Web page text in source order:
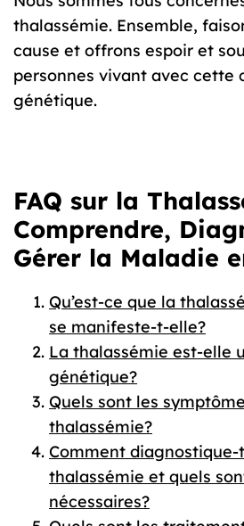
thalassémie. Ensemble,
cause et offrons espoir et
personnes vivant avec cette
génétique.
FAQ sur la
Comprendre,
Gérer la Maladie
Qu’est-ce que la
se manifeste-t-elle?
La thalassémie est-elle
génétique?
Quels sont les
thalassémie?
Comment diagnostique-
thalassémie et quels
nécessaires?